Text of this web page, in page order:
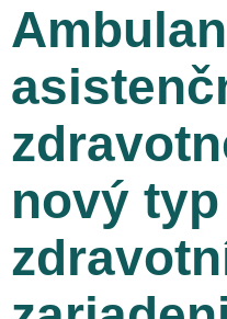
nový typ